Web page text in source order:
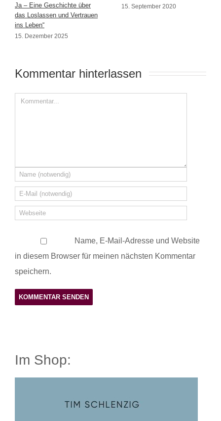
Ja – Eine Geschichte über
das Loslassen und Vertrauen
ins Leben“
15. Dezember 2025
15. September 2020
Kommentar hinterlassen
Name, E-Mail-Adresse und Website
in diesem Browser für meinen nächsten Kommentar
speichern.
Im Shop: